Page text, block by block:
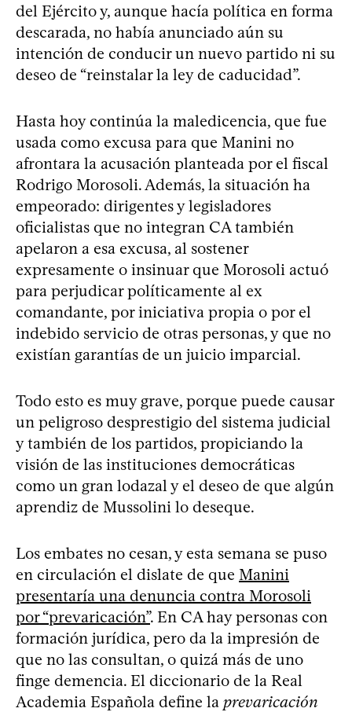
del Ejército y, aunque hacía política en forma
descarada, no había anunciado aún su
intención de conducir un nuevo partido ni su
deseo de “reinstalar la ley de caducidad”.
Hasta hoy continúa la maledicencia, que fue
usada como excusa para que Manini no
afrontara la acusación planteada por el fiscal
Rodrigo Morosoli. Además, la situación ha
empeorado: dirigentes y legisladores
oficialistas que no integran CA también
apelaron a esa excusa, al sostener
expresamente o insinuar que Morosoli actuó
para perjudicar políticamente al ex
comandante, por iniciativa propia o por el
indebido servicio de otras personas, y que no
existían garantías de un juicio imparcial.
Todo esto es muy grave, porque puede causar
un peligroso desprestigio del sistema judicial
y también de los partidos, propiciando la
visión de las instituciones democráticas
como un gran lodazal y el deseo de que algún
aprendiz de Mussolini lo deseque.
Los embates no cesan, y esta semana se puso
en circulación el dislate de que Manini
presentaría una denuncia contra Morosoli
por “prevaricación”. En CA hay personas con
formación jurídica, pero da la impresión de
que no las consultan, o quizá más de uno
finge demencia. El diccionario de la Real
Academia Española define la prevaricación